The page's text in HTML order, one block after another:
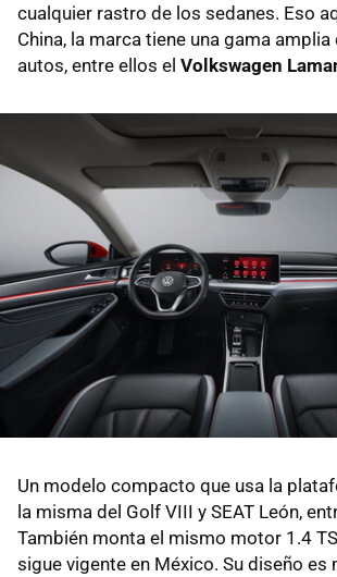
cualquier rastro de los sedanes. Eso
China, la marca tiene una gama
autos, entre ellos el Volkswagen
Un modelo compacto que usa la
la misma del Golf VIII y SEAT León,
También monta el mismo motor 1.4
sigue vigente en México. Su diseño es